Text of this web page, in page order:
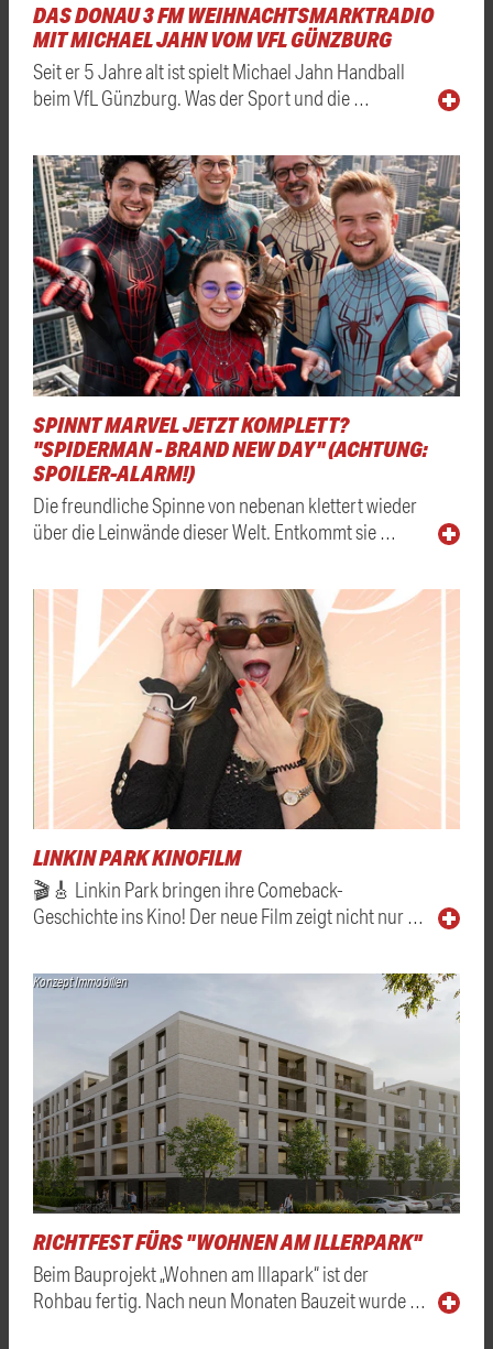
DAS DONAU 3 FM WEIHNACHTSMARKTRADIO
MIT MICHAEL JAHN VOM VFL GÜNZBURG
Seit er 5 Jahre alt ist spielt Michael Jahn Handball
beim VfL Günzburg. Was der Sport und die …
SPINNT MARVEL JETZT KOMPLETT?
"SPIDERMAN - BRAND NEW DAY" (ACHTUNG:
SPOILER-ALARM!)
Die freundliche Spinne von nebenan klettert wieder
über die Leinwände dieser Welt. Entkommt sie …
LINKIN PARK KINOFILM
🎬🎸 Linkin Park bringen ihre Comeback-
Geschichte ins Kino! Der neue Film zeigt nicht nur …
Konzept Immobilien
RICHTFEST FÜRS "WOHNEN AM ILLERPARK"
Beim Bauprojekt „Wohnen am Illapark“ ist der
Rohbau fertig. Nach neun Monaten Bauzeit wurde …